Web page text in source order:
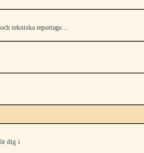
tekniska reportage...
dig i